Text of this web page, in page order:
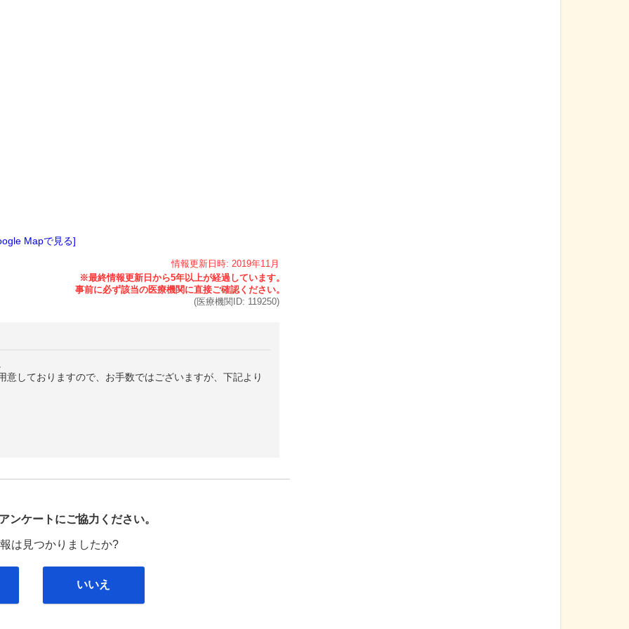
Mapで見る]
情報更新日時: 2019年11月
(医療機関ID: 119250)
しておりますので、お手数ではございますが、下記より
ンケートにご協力ください。
は見つかりましたか?
いいえ